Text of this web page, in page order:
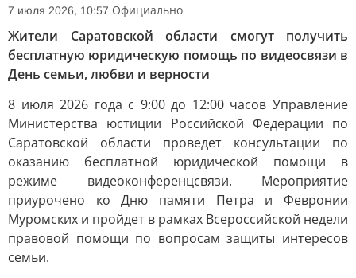
7 июля 2026, 10:57 Официально
Жители Саратовской области смогут получить
бесплатную юридическую помощь по видеосвязи в
День семьи, любви и верности
8 июля 2026 года с 9:00 до 12:00 часов Управление
Министерства юстиции Российской Федерации по
Саратовской области проведет консультации по
оказанию бесплатной юридической помощи в
режиме видеоконференцсвязи. Мероприятие
приурочено ко Дню памяти Петра и Февронии
Муромских и пройдет в рамках Всероссийской недели
правовой помощи по вопросам защиты интересов
семьи.